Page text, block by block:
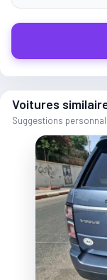
Voitures
Suggestions